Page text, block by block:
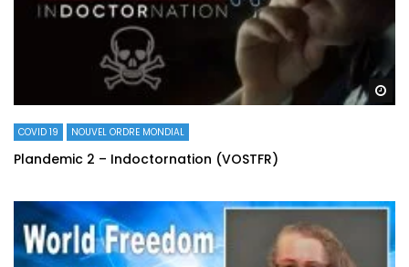
COVID 19 NOUVEL ORDRE MONDIAL
Plandemic 2 – Indoctornation (VOSTFR)